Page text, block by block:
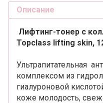
Описание
Лифтинг-тонер с
Topclass lifting skin,
Ультрапитательная
комплексом из
гиалуроновой
коже молодость,